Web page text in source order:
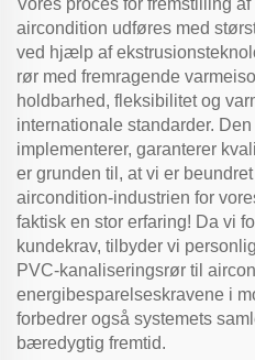
aircondition udføres med
ved hjælp af
rør med fremragende
holdbarhed, fleksibilitet og
internationale standarder.
implementerer, garanterer
er grunden til, at vi er
aircondition-industrien for
faktisk en stor erfaring! Da vi
kundekrav, tilbyder vi
PVC-kanaliseringsrør til
energibesparelseskravene i
forbedrer også systemets
bæredygtig fremtid.